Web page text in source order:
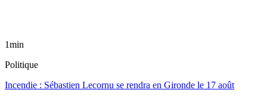
1min
Politique
Incendie : Sébastien Lecornu se rendra en Gironde le 17 août